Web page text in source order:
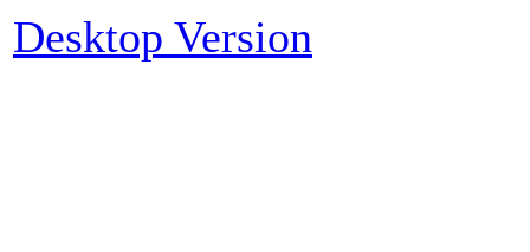
Desktop Version